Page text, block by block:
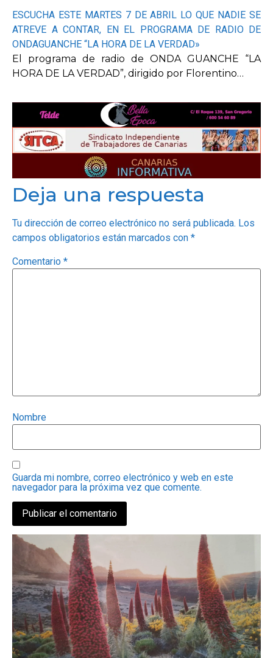
ESCUCHA ESTE MARTES 7 DE ABRIL LO QUE NADIE SE
ATREVE A CONTAR, EN EL PROGRAMA DE RADIO DE
ONDAGUANCHE “LA HORA DE LA VERDAD»
El programa de radio de ONDA GUANCHE “LA
HORA DE LA VERDAD”, dirigido por Florentino…
Deja una respuesta
Tu dirección de correo electrónico no será publicada. Los
campos obligatorios están marcados con *
Comentario *
Nombre
Guarda mi nombre, correo electrónico y web en este
navegador para la próxima vez que comente.